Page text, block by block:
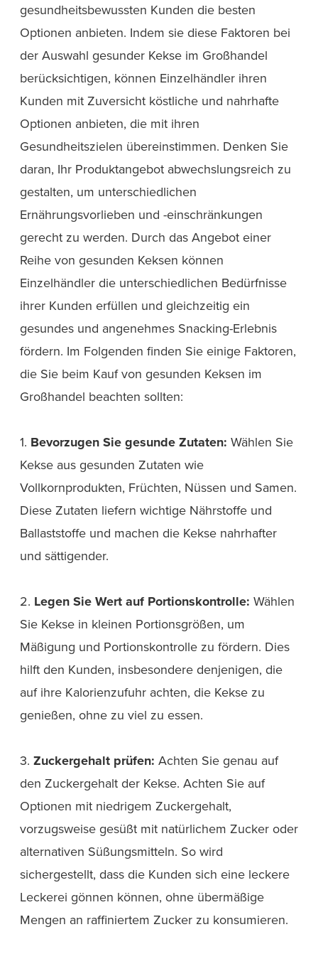
gesundheitsbewussten Kunden die besten
Optionen anbieten. Indem sie diese Faktoren bei
der Auswahl gesunder Kekse im Großhandel
berücksichtigen, können Einzelhändler ihren
Kunden mit Zuversicht köstliche und nahrhafte
Optionen anbieten, die mit ihren
Gesundheitszielen übereinstimmen. Denken Sie
daran, Ihr Produktangebot abwechslungsreich zu
gestalten, um unterschiedlichen
Ernährungsvorlieben und -einschränkungen
gerecht zu werden. Durch das Angebot einer
Reihe von gesunden Keksen können
Einzelhändler die unterschiedlichen Bedürfnisse
ihrer Kunden erfüllen und gleichzeitig ein
gesundes und angenehmes Snacking-Erlebnis
fördern. Im Folgenden finden Sie einige Faktoren,
die Sie beim Kauf von gesunden Keksen im
Großhandel beachten sollten:
1. Bevorzugen Sie gesunde Zutaten: Wählen Sie
Kekse aus gesunden Zutaten wie
Vollkornprodukten, Früchten, Nüssen und Samen.
Diese Zutaten liefern wichtige Nährstoffe und
Ballaststoffe und machen die Kekse nahrhafter
und sättigender.
2. Legen Sie Wert auf Portionskontrolle: Wählen
Sie Kekse in kleinen Portionsgrößen, um
Mäßigung und Portionskontrolle zu fördern. Dies
hilft den Kunden, insbesondere denjenigen, die
auf ihre Kalorienzufuhr achten, die Kekse zu
genießen, ohne zu viel zu essen.
3. Zuckergehalt prüfen: Achten Sie genau auf
den Zuckergehalt der Kekse. Achten Sie auf
Optionen mit niedrigem Zuckergehalt,
vorzugsweise gesüßt mit natürlichem Zucker oder
alternativen Süßungsmitteln. So wird
sichergestellt, dass die Kunden sich eine leckere
Leckerei gönnen können, ohne übermäßige
Mengen an raffiniertem Zucker zu konsumieren.